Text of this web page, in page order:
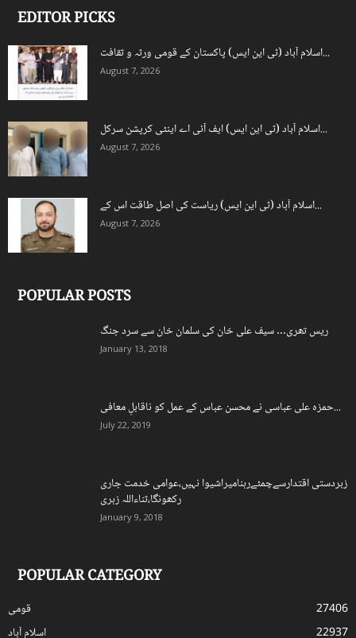
EDITOR PICKS
اسلام آباد (ٹی این ایس) پاکستان کے قومی ورثہ و ثقافت...
August 7, 2026
اسلام آباد (ٹی این ایس) ایف آئی اے اینٹی کرپشن سرکل...
August 7, 2026
اسلام آباد (ٹی این ایس) ریاست کی اصل طاقت اس کے...
August 7, 2026
POPULAR POSTS
ریس تھری… سیف علی خان کی سلمان خان سے سرد جنگ
January 13, 2018
حمزہ علی عباسی نے محسن عباس کے عمل کو ناقابلِ معافی...
July 22, 2019
زبردستی اقتدارسےچمٹےرہنامیراشیوا نہیں،عوامی خدمت جاری
رکھونگا،ثناءاللہ زہری
January 9, 2018
POPULAR CATEGORY
قومی
27406
اسلام آباد
22937